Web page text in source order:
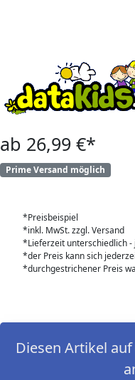
ab 26,99 €*
Prime Versand möglich
*Preisbeispiel
*inkl. MwSt. zzgl. Versand
*Lieferzeit unterschiedlich -
*der Preis kann sich
*durchgestrichener Preis
Diesen Artikel